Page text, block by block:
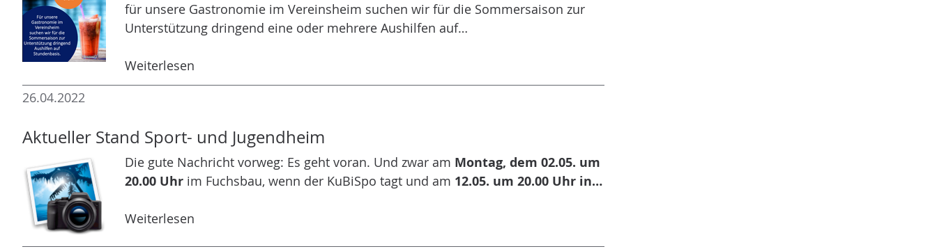
für unsere Gastronomie im Vereinsheim suchen wir für die Sommersaison zur
Unterstützung dringend eine oder mehrere Aushilfen auf…
Weiterlesen
26.04.2022
Aktueller Stand Sport- und Jugendheim
Die gute Nachricht vorweg: Es geht voran. Und zwar am Montag, dem 02.05. um
20.00 Uhr im Fuchsbau, wenn der KuBiSpo tagt und am 12.05. um 20.00 Uhr in…
Weiterlesen